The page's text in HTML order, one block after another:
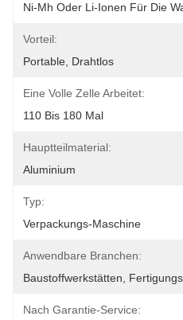
Ni-Mh Oder Li-Ionen Für Die
Vorteil:
Portable, Drahtlos
Eine Volle Zelle Arbeitet:
110 Bis 180 Mal
Hauptteilmaterial:
Aluminium
Typ:
Verpackungs-Maschine
Anwendbare Branchen:
Baustoffwerkstätten,
Nach Garantie-Service: